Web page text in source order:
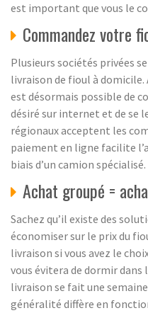
est important que vous le
Commandez votre
Plusieurs sociétés privées
livraison de fioul à domicile.
est désormais possible de
désiré sur internet et de se
régionaux acceptent les
paiement en ligne facilite
biais d’un camion spécialisé.
Achat groupé =
Sachez qu’il existe des
économiser sur le prix du
livraison si vous avez le
vous évitera de dormir
livraison se fait une
généralité diffère en